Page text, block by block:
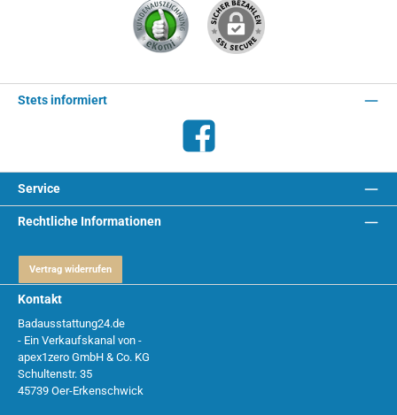
Stets informiert
Facebook
Kontakt
Badausstattung24.de
- Ein Verkaufskanal von -
apex1zero GmbH & Co. KG
Schultenstr. 35
45739 Oer-Erkenschwick
Service
Rechtliche Informationen
Vertrag widerrufen